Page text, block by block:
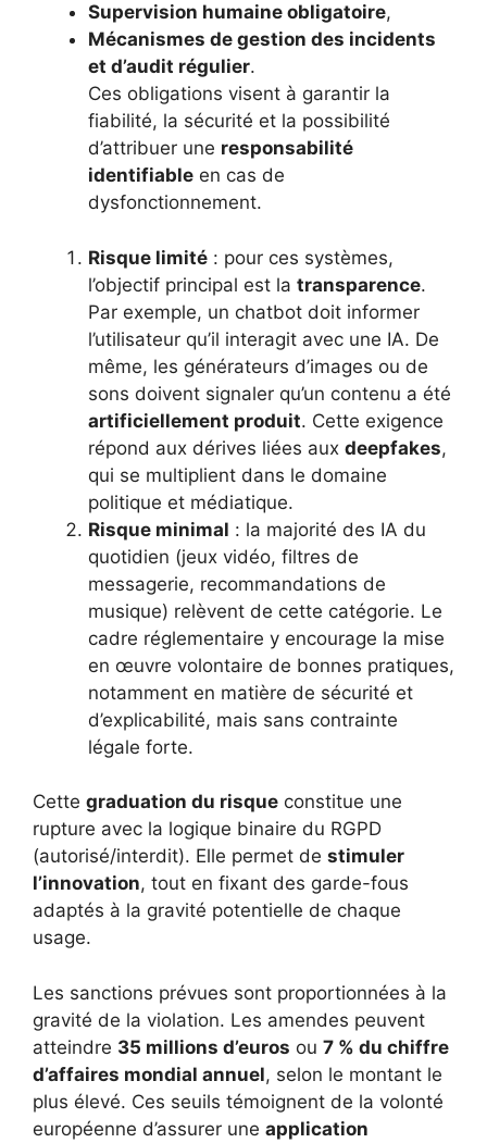
Supervision humaine obligatoire,
Mécanismes de gestion des incidents
et d’audit régulier.
Ces obligations visent à garantir la
fiabilité, la sécurité et la possibilité
d’attribuer une responsabilité
identifiable en cas de
dysfonctionnement.
Risque limité : pour ces systèmes,
l’objectif principal est la transparence.
Par exemple, un chatbot doit informer
l’utilisateur qu’il interagit avec une IA. De
même, les générateurs d’images ou de
sons doivent signaler qu’un contenu a été
artificiellement produit. Cette exigence
répond aux dérives liées aux deepfakes,
qui se multiplient dans le domaine
politique et médiatique.
Risque minimal : la majorité des IA du
quotidien (jeux vidéo, filtres de
messagerie, recommandations de
musique) relèvent de cette catégorie. Le
cadre réglementaire y encourage la mise
en œuvre volontaire de bonnes pratiques,
notamment en matière de sécurité et
d’explicabilité, mais sans contrainte
légale forte.
Cette graduation du risque constitue une
rupture avec la logique binaire du RGPD
(autorisé/interdit). Elle permet de stimuler
l’innovation, tout en fixant des garde-fous
adaptés à la gravité potentielle de chaque
usage.
Les sanctions prévues sont proportionnées à la
gravité de la violation. Les amendes peuvent
atteindre 35 millions d’euros ou 7 % du chiffre
d’affaires mondial annuel, selon le montant le
plus élevé. Ces seuils témoignent de la volonté
européenne d’assurer une application